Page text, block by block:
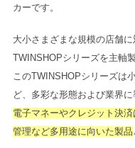
カーです。
大小さまざまな規模の店舗
TWINSHOPシリーズを主軸
このTWINSHOPシリーズは
ど、多彩な形態および業界に
電子マネーやクレジット決
管理など多用途に向いた製品